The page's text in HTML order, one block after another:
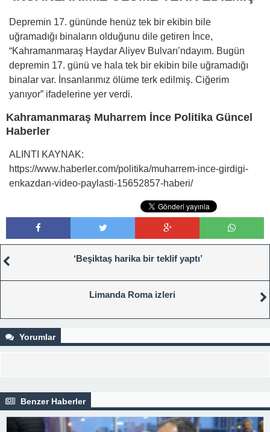
Depremin 17. gününde henüz tek bir ekibin bile
uğramadığı binaların olduğunu dile getiren İnce,
“Kahramanmaraş Haydar Aliyev Bulvarı’ndayım. Bugün
depremin 17. günü ve hala tek bir ekibin bile uğramadığı
binalar var. İnsanlarımız ölüme terk edilmiş. Ciğerim
yanıyor” ifadelerine yer verdi.
Kahramanmaraş Muharrem İnce Politika Güncel
Haberler
ALINTI KAYNAK:
https://www.haberler.com/politika/muharrem-ince-girdigi-
enkazdan-video-paylasti-15652857-haberi/
‘Beşiktaş harika bir teklif yaptı’
Limanda Roma izleri
Yorumlar
Benzer Haberler